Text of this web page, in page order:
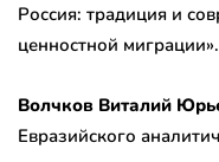
Россия: традиция и
ценностной миграции».
Волчков Виталий
Евразийского